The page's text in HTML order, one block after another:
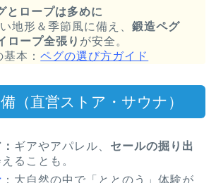
とロープは多めに
地形＆季節風に備え、 鍛造ペグ
ロープ全張り が安全。
基本：ペグの選び方ガイド
（直営ストア・サウナ）
ギアやアパレル、 セールの掘り出
ることも。
：大自然の中で「ととのう」体験が